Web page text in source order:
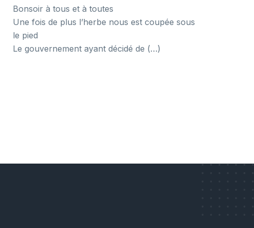
Bonsoir à tous et à toutes
Une fois de plus l’herbe nous est coupée sous
le pied
Le gouvernement ayant décidé de (…)